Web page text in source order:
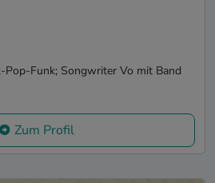
Pop-Funk; Songwriter Vo mit Band
Zum Profil